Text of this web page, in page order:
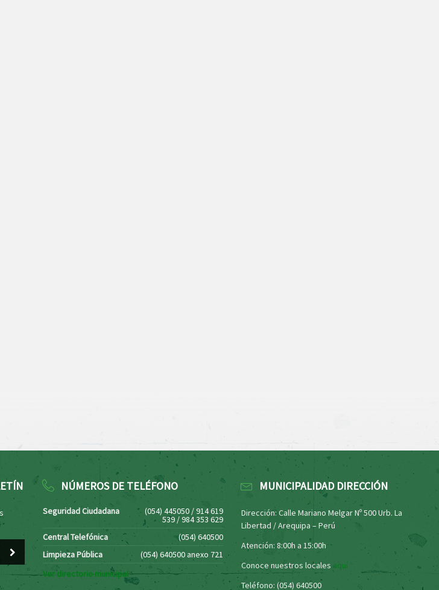
NÚMEROS DE TELÉFONO
Seguridad Ciudadana (054) 445050 / 914 619
539 / 984 353 629
Central Telefónica
(054) 640500
Limpieza Pública
(054) 640500 anexo 721
Ver directorio municipal
MUNICIPALIDAD DIRECCIÓN
Dirección: Calle Mariano Melgar Nº 500 Urb. La
Libertad / Arequipa – Perú
Atención: 8:00h a 15:00h
Conoce nuestros locales aquí
Teléfono: (054) 640500